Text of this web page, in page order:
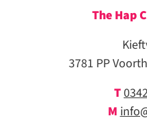
The Hap
3781 PP
T
M